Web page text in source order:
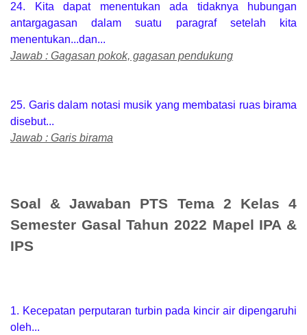
24. Kita dapat menentukan ada tidaknya hubungan
antargagasan dalam suatu paragraf setelah kita
menentukan...dan...
Jawab : Gagasan pokok, gagasan pendukung
25. Garis dalam notasi musik yang membatasi ruas birama
disebut...
Jawab : Garis birama
Soal & Jawaban PTS Tema 2 Kelas 4
Semester Gasal Tahun 2022 Mapel IPA &
IPS
1. Kecepatan perputaran turbin pada kincir air dipengaruhi
oleh...